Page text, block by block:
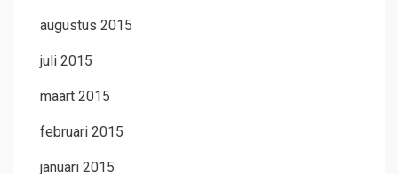
augustus 2015
juli 2015
maart 2015
februari 2015
januari 2015